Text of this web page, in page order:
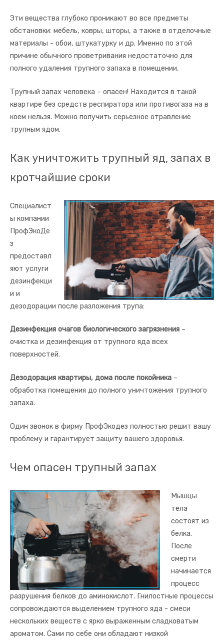
Эти вещества глубоко проникают во все предметы
обстановки: мебель, ковры, шторы, а также в отделочные
материалы - обои, штукатурку и др. Именно по этой
причине обычного проветривания недостаточно для
полного удаления трупного запаха в помещении.
Трупный запах человека – опасен! Находится в такой
квартире без средств респиратора или противогаза на в
коем нельзя. Можно получить серьезное отравление
трупным ядом.
Как уничтожить трупный яд, запах в
кротчайшие сроки
Специалист
ы компании
ПрофЭкоДе
з
предоставл
яют услуги
дезинфекци
и и
дезодорации после разложения трупа:
Дезинфекция очагов биологического загрязнения –
очистка и дезинфекция от трупного яда всех
поверхностей.
Дезодорация квартиры, дома после покойника –
обработка помещения до полного уничтожения трупного
запаха.
Один звонок в фирму ПрофЭкодез полностью решит вашу
проблему и гарантирует защиту вашего здоровья.
Чем опасен трупный запах
Мышцы
тела
состоят из
белка.
После
смерти
начинается
процесс
разрушения белков до аминокислот. Гнилостные процессы
сопровождаются выделением трупного яда - смеси
нескольких веществ с ярко выраженным сладковатым
ароматом. Сами по себе они обладают низкой